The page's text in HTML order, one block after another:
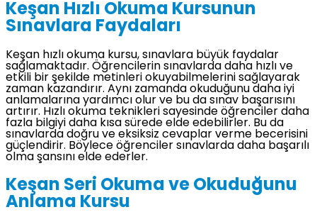
Keşan Hızlı Okuma Kursunun
Sınavlara Faydaları
Keşan hızlı okuma kursu, sınavlara büyük faydalar
sağlamaktadır. Öğrencilerin sınavlarda daha hızlı ve
etkili bir şekilde metinleri okuyabilmelerini sağlayarak
zaman kazandırır. Aynı zamanda okuduğunu daha iyi
anlamalarına yardımcı olur ve bu da sınav başarısını
artırır. Hızlı okuma teknikleri sayesinde öğrenciler daha
fazla bilgiyi daha kısa sürede elde edebilirler. Bu da
sınavlarda doğru ve eksiksiz cevaplar verme becerisini
güçlendirir. Böylece öğrenciler sınavlarda daha başarılı
olma şansını elde ederler.
Keşan Seri Okuma ve Okuduğunu
Anlama Kursu